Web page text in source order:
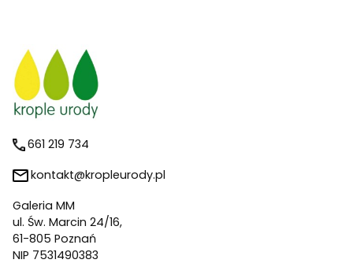
661 219 734
kontakt@kropleurody.pl
Galeria MM
ul. Św. Marcin 24/16,
61-805 Poznań
NIP 7531490383